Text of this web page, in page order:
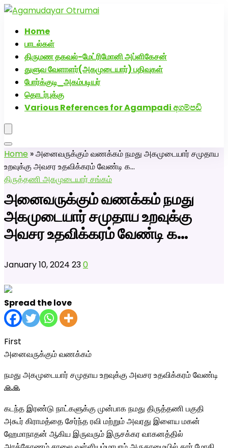
Home
பாடல்கள்
திருமண தகவல்-மேட்ரிமோனி அப்ளிகேசன்
துளுவ வேளாளர்(அகமுடையார்) பதிவுகள்
போர்க்குடி_அகம்படியர்
தொடர்புக்கு
Various References for Agampadi අගම්පඩි
Home »அனைவருக்கும் வணக்கம் நமது அகமுடையார் சமுதாய
உறவுக்கு அவசர உதவிக்கரம் வேண்டி க…
திருத்தணி அகமுடையார் சங்கம்
அனைவருக்கும் வணக்கம் நமது
அகமுடையார் சமுதாய உறவுக்கு
அவசர உதவிக்கரம் வேண்டி க…
January 10, 2024 230
Spread the love
First
அனைவருக்கும் வணக்கம்
நமது அகமுடையார் சமுதாய உறவுக்கு அவசர உதவிக்கரம் வேண்டி
🙏🙏
கடந்த இரண்டு நாட்களுக்கு முன்பாக நமது திருத்தணி பகுதி
அகூர் கிராமத்தை சேர்ந்த ரவி மற்றும் அவரது இளைய மகன்
ஹேமாநாதன் ஆகிய இருவரும் இருசக்கர வாகனத்தில்
அகமுடையார் திருமண வரன்களுக்கு அகமுடையார்மேட்ரி-பெண்